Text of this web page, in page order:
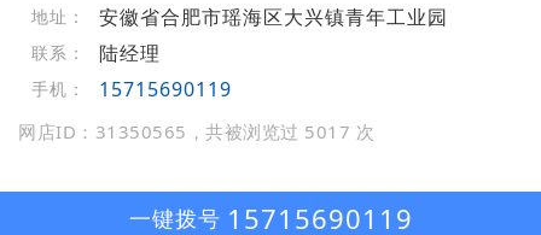
地址： 安徽省合肥市瑶海区大兴镇青年工业园
联系： 陆经理
手机： 15715690119
网店ID：31350565，共被浏览过 5017 次
一键拨号 15715690119